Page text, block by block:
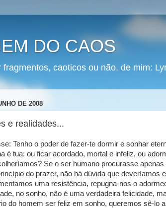
DO CAOS
caoticos ou não, de mim:
DE 2008
e realidades...
Tenho o poder de fazer-te dormir e sonhar
é tua: ou ficar acordado, mortal e infeliz, ou
Se o ser humano procurasse apenas
do prazer, não há dúvida que deveríamos
uma resistência, repugna-nos o
no sonho, não é uma verdadeira felicidade,
do homem ser feliz em sonho, queremos sê-lo